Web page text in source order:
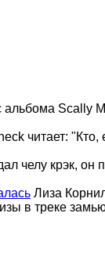
альбома Scally
читает:
челу крэк, он
Лиза
в треке